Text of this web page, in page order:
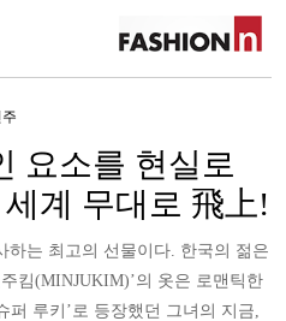
요소를 현실로
계 무대로 飛上!
하는 최고의 선물이다. 한국의 젊은
킴(MINJUKIM)’의 옷은 로맨틱한
루키’로 등장했던 그녀의 지금,